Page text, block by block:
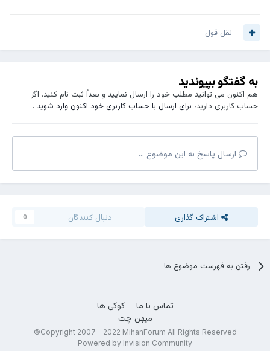
نقل قول
به گفتگو بپیوندید
هم اکنون می توانید مطلب خود را ارسال نمایید و بعداً ثبت نام کنید. اگر
حساب کاربری دارید، برای ارسال با حساب کاربری خود اکنون وارد شوید.
ارسال پاسخ به این موضوع ...
اشتراک گذاری دنبال کنندگان 0
رفتن به فهرست موضوع ها
تماس با ما
کوکی ها
میهن چت
Copyright 2007 – 2022 MihanForum All Rights Reserved©
Powered by Invision Community